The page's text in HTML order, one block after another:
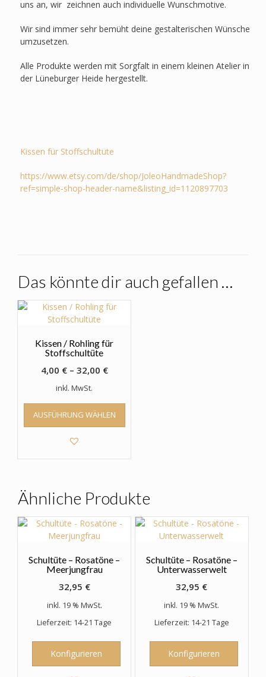
uns an, wir zeichnen auch individuelle Wunschmotive.
Wir sind immer sehr bemüht deine gestalterischen Wünsche
umzusetzen.
Alle Produkte werden mit Sorgfalt in einem kleinen Atelier in
der Lüneburger Heide hergestellt.
Kissen für Stoffschultüte
https://www.etsy.com/de/shop/JoleoHandmadeShop?
ref=simple-shop-header-name&listing_id=1120897703
Das könnte dir auch gefallen …
Kissen / Rohling für
Stoffschultüte
4,00 €– 32,00 €
inkl. MwSt.
AUSFÜHRUNG WÄHLEN
Dieses
weist
Optionen
können
auf
der
Produktseite
gewählt
werden
Ähnliche Produkte
Schultüte – Rosatöne –
Meerjungfrau
32,95 €
inkl. 19 % MwSt.
Lieferzeit: 14-21 Tage
Konfigurieren
Schultüte – Rosatöne –
Unterwasserwelt
32,95 €
inkl. 19 % MwSt.
Lieferzeit: 14-21 Tage
Konfigurieren